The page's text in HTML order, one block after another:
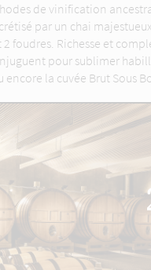
de vinification
par un chai
2 foudres. Richesse et
pour sublimer
la cuvée Brut Sous